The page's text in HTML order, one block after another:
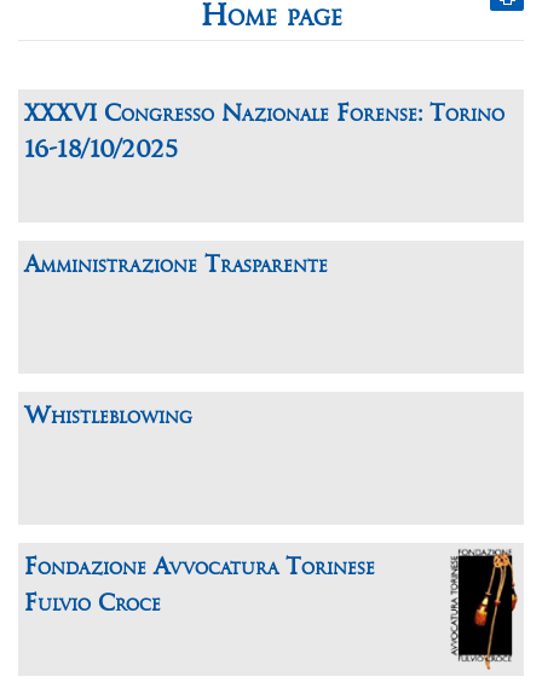
Home page
XXXVI Congresso Nazionale Forense: Torino
16-18/10/2025
Amministrazione Trasparente
Whistleblowing
Fondazione Avvocatura Torinese
Fulvio Croce